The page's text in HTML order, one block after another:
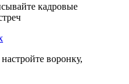
кадровые
воронку,